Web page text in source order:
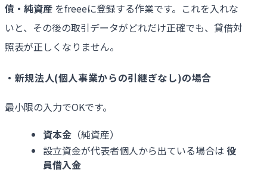
債・純資産 をfreeeに登録する作業です。これを入れな
いと、その後の取引データがどれだけ正確でも、貸借対
照表が正しくなりません。
・新規法人(個人事業からの引継ぎなし)の場合
最小限の入力でOKです。
資本金 （純資産）
設立資金が代表者個人から出ている場合は 役
員借入金